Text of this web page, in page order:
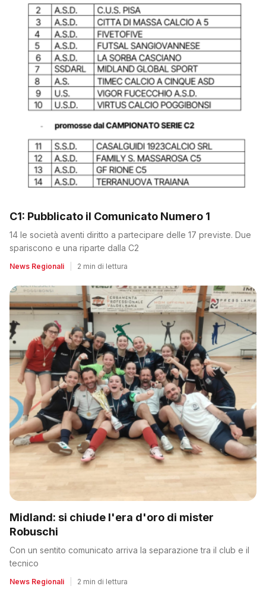
C1: Pubblicato il Comunicato Numero 1
14 le società aventi diritto a partecipare delle 17 previste. Due
spariscono e una riparte dalla C2
News Regionali 2 min di lettura
Midland: si chiude l'era d'oro di mister
Robuschi
Con un sentito comunicato arriva la separazione tra il club e il
tecnico
News Regionali 2 min di lettura